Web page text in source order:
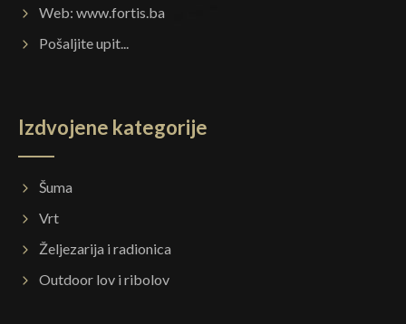
Web: www.fortis.ba
Pošaljite upit...
Izdvojene kategorije
Šuma
Vrt
Željezarija i radionica
Outdoor lov i ribolov